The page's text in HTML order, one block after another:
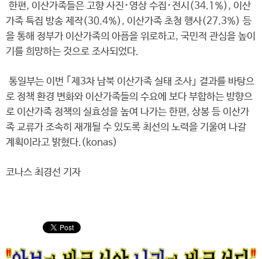
한편, 이산가족들은 고향 사진･영상 수집･전시(34.1%), 이산
가족 특집 방송 제작(30.4%), 이산가족 초청 행사(27.3%) 등
을 통해 정부가 이산가족의 아픔을 위로하고, 국민적 관심을 높이
기를 희망하는 것으로 조사되었다.
통일부는 이번 ｢제3차 남북 이산가족 실태 조사｣ 결과를 바탕으
로 정책 환경 변화와 이산가족들의 수요에 보다 부합하는 방향으
로 이산가족 정책의 실효성을 높여 나가는 한편, 상봉 등 이산가
족 교류가 조속히 재개될 수 있도록 최선의 노력을 기울여 나갈
계획이라고 밝혔다.(konas)
코나스 최경선 기자